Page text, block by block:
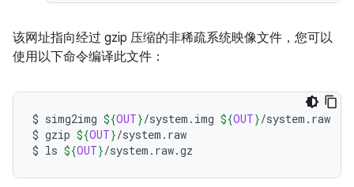
该网址指向经过 gzip 压缩的非稀疏系统映像文件，您可以
使用以下命令编译此文件：
$ simg2img ${OUT}/system.img ${OUT}/system.raw
$ gzip ${OUT}/system.raw
$ ls ${OUT}